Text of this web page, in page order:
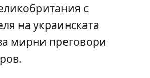
с
на украинската
мирни преговори